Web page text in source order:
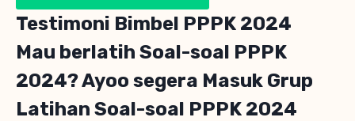
Testimoni Bimbel PPPK 2024
Mau berlatih Soal-soal PPPK
2024? Ayoo segera Masuk Grup
Latihan Soal-soal PPPK 2024